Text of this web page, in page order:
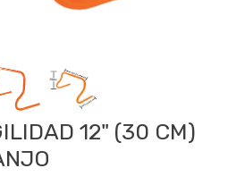
12" (30 CM)